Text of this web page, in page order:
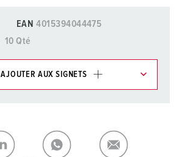
EAN 4015394044475
10 Qté
AJOUTER AUX SIGNETS
AJOUTER